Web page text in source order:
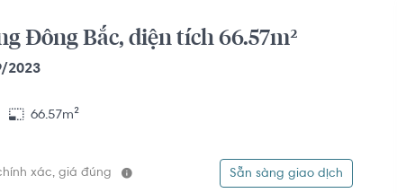
Đông Bắc, diện tích 66.57m²
2023
66.57m²
xác, giá đúng Sẵn sàng giao dịch